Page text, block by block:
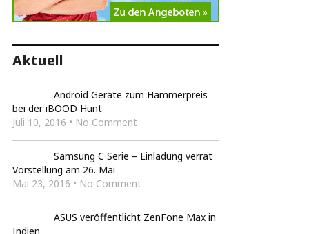
Aktuell
Android Geräte zum Hammerpreis
bei der iBOOD Hunt
Juli 10, 2016 • No Comment
Samsung C Serie – Einladung verrät
Vorstellung am 26. Mai
Mai 23, 2016 • No Comment
ASUS veröffentlicht ZenFone Max in
Indien